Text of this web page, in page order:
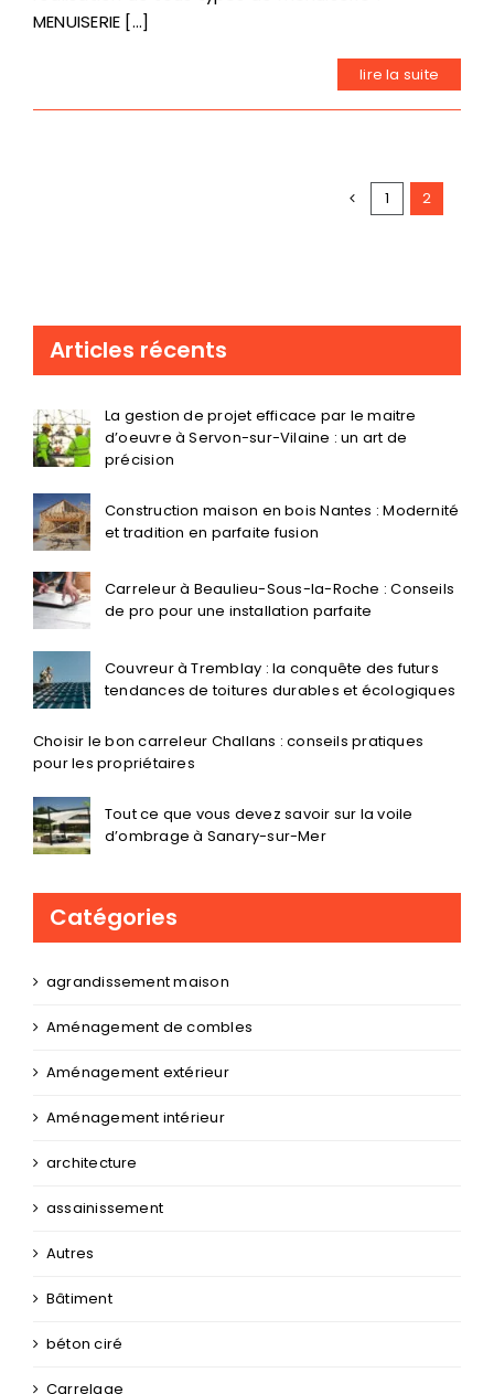
MENUISERIE [...]
lire la suite
1 2
Articles récents
La gestion de projet efficace par le maitre
d’oeuvre à Servon-sur-Vilaine : un art de
précision
Construction maison en bois Nantes : Modernité
et tradition en parfaite fusion
Carreleur à Beaulieu-Sous-la-Roche : Conseils
de pro pour une installation parfaite
Couvreur à Tremblay : la conquête des futurs
tendances de toitures durables et écologiques
Choisir le bon carreleur Challans : conseils pratiques
pour les propriétaires
Tout ce que vous devez savoir sur la voile
d’ombrage à Sanary-sur-Mer
Catégories
agrandissement maison
Aménagement de combles
Aménagement extérieur
Aménagement intérieur
architecture
assainissement
Autres
Bâtiment
béton ciré
Carrelage